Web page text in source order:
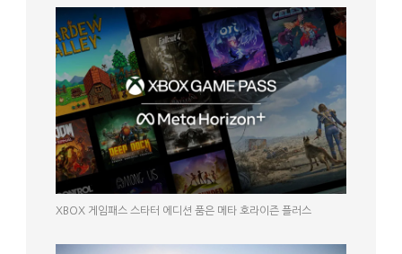
XBOX 게임패스 스타터 에디션 품은 메타 호라이즌 플러스